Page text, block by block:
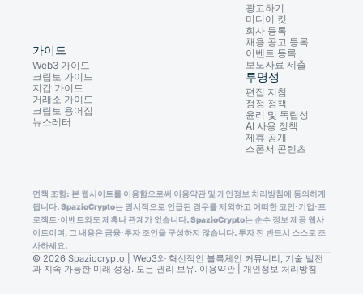
가이드
Web3 가이드
크립토 가이드
지갑 가이드
거래소 가이드
크립토 용어집
뉴스레터
광고하기
미디어 킷
회사 등록
채용 공고 등록
이벤트 등록
보도자료 제출
투명성
편집 지침
정정 정책
윤리 및 독립성
AI 사용 정책
제휴 공개
스폰서 콘텐츠
면책 조항: 본 웹사이트를 이용함으로써 이용약관 및 개인정보 처리방침에 동의하게
됩니다. SpazioCrypto는 명시적으로 언급된 경우를 제외하고 어떠한 코인·기업·프
로젝트·이벤트와도 제휴나 관계가 없습니다. SpazioCrypto는 순수 정보 제공 웹사
이트이며, 그 내용은 금융·투자 조언을 구성하지 않습니다. 투자 전 반드시 스스로 조
사하세요.
© 2026 Spaziocrypto | Web3와 혁신적인 블록체인 커뮤니티, 기술 발전
과 지속 가능한 미래 성장. 모든 권리 보유. 이용약관 개인정보 처리방침